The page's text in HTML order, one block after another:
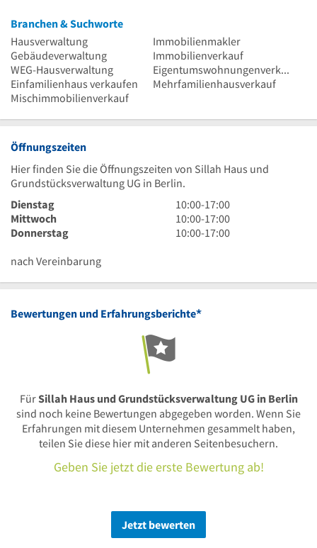
Branchen & Suchworte
Hausverwaltung
Immobilienmakler
Gebäudeverwaltung
Immobilienverkauf
WEG-Hausverwaltung
Eigentumswohnungenverkauf
Einfamilienhaus verkaufen
Mehrfamilienhausverkauf
Mischimmobilienverkauf
Öffnungszeiten
Hier finden Sie die Öffnungszeiten von Sillah Haus und
Grundstücksverwaltung UG in Berlin.
Dienstag
10
Uhr
bis
10:00-17:00
Mittwoch
10
Uhr
10:00-17:00
Donnerstag
10
10:00-17:00
nach Vereinbarung
Bewertungen und Erfahrungsberichte*
FürSillah Haus und Grundstücksverwaltung UG in Berlin
sind noch keine Bewertungen abgegeben worden. Wenn Sie
Erfahrungen mit diesem Unternehmen gesammelt haben,
teilen Sie diese hier mit anderen Seitenbesuchern.
Geben Sie jetzt die erste Bewertung ab!
Jetzt bewerten